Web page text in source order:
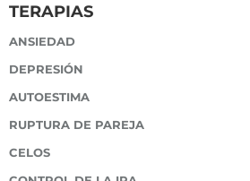
TERAPIAS
ANSIEDAD
DEPRESIÓN
AUTOESTIMA
RUPTURA DE PAREJA
CELOS